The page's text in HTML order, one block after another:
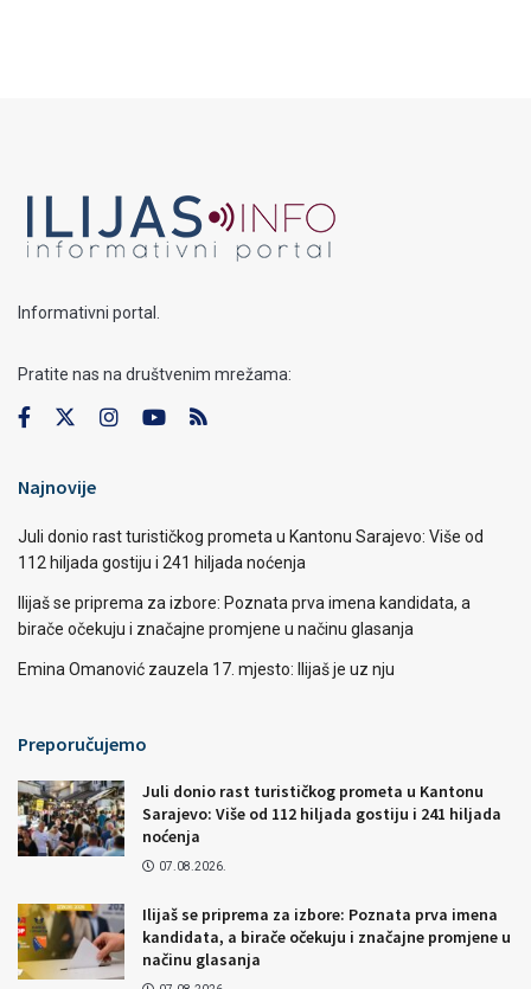
Informativni portal.
Pratite nas na društvenim mrežama:
Najnovije
Juli donio rast turističkog prometa u Kantonu Sarajevo: Više od
112 hiljada gostiju i 241 hiljada noćenja
Ilijaš se priprema za izbore: Poznata prva imena kandidata, a
birače očekuju i značajne promjene u načinu glasanja
Emina Omanović zauzela 17. mjesto: Ilijaš je uz nju
Preporučujemo
Juli donio rast turističkog prometa u Kantonu
Sarajevo: Više od 112 hiljada gostiju i 241 hiljada
noćenja
07.08.2026.
Ilijaš se priprema za izbore: Poznata prva imena
kandidata, a birače očekuju i značajne promjene u
načinu glasanja